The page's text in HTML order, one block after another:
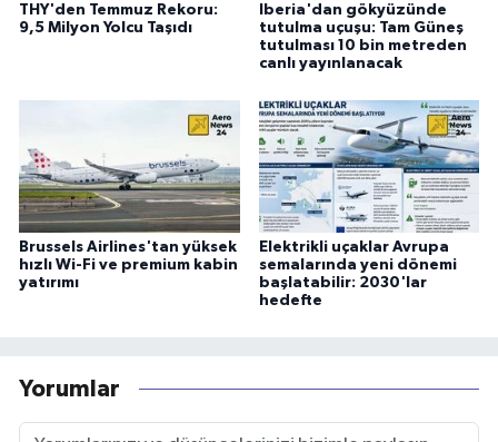
THY'den Temmuz Rekoru:
9,5 Milyon Yolcu Taşıdı
Iberia'dan gökyüzünde
tutulma uçuşu: Tam Güneş
tutulması 10 bin metreden
canlı yayınlanacak
Brussels Airlines'tan yüksek
hızlı Wi-Fi ve premium kabin
yatırımı
Elektrikli uçaklar Avrupa
semalarında yeni dönemi
başlatabilir: 2030'lar
hedefte
Yorumlar